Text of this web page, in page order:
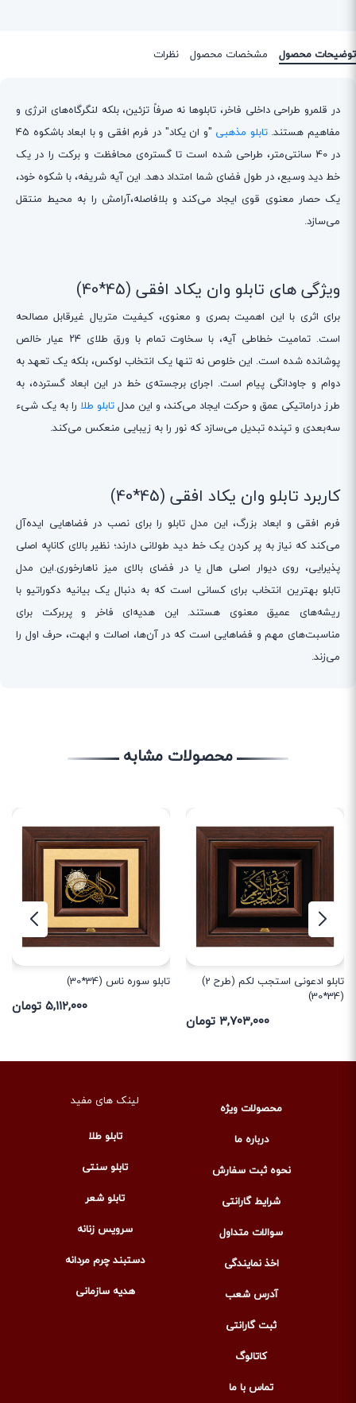
توضیحات محصول مشخصات محصول نظرات
در قلمرو طراحی داخلی فاخر، تابلوها نه صرفاً تزئین، بلکه لنگرگاه‌های انرژی و
مفاهیم هستند.تابلو مذهبی
"و ان یکاد" در فرم افقی و با ابعاد باشکوه 45
در 40 سانتی‌متر، طراحی شده است تا گستره‌ی محافظت و برکت را در یک
خط دید وسیع، در طول فضای شما امتداد دهد. این آیه شریفه، با شکوه خود،
یک حصار معنوی قوی ایجاد می‌کند و بلافاصله،آرامش را به محیط منتقل
می‌سازد.
ویژگی های تابلو وان یکاد افقی (45*40)
برای اثری با این اهمیت بصری و معنوی، کیفیت متریال غیرقابل مصالحه
است. تمامیت خطاطی آیه، با سخاوت تمام با ورق طلای ۲۴ عیار خالص
پوشانده شده است. این خلوص نه تنها یک انتخاب لوکس، بلکه یک تعهد به
دوام و جاودانگی پیام است. اجرای برجسته‌ی خط در این ابعاد گسترده، به
طرز دراماتیکی عمق و حرکت ایجاد می‌کند، و این مدلتابلو طلا را به یک شیء
سه‌بعدی و تپنده تبدیل می‌سازد که نور را به زیبایی منعکس می‌کند.
کاربرد تابلو وان یکاد افقی (45*40)
فرم افقی و ابعاد بزرگ، این مدل تابلو را برای نصب در فضاهایی ایده‌آل
می‌کند که نیاز به پر کردن یک خط دید طولانی دارند؛ نظیر بالای کاناپه اصلی
پذیرایی، روی دیوار اصلی هال یا در فضای بالای میز ناهارخوری.این مدل
تابلو بهترین انتخاب برای کسانی است که به دنبال یک بیانیه دکوراتیو با
ریشه‌های عمیق معنوی هستند. این هدیه‌ای فاخر و پربرکت برای
مناسبت‌های مهم و فضاهایی است که در آن‌ها، اصالت و ابهت، حرف اول را
می‌زند.
محصولات مشابه
تابلو ادعونی استجب لکم (طرح 2)
(34*30)
۳,۷۰۳,۰۰۰ تومان
تابلو سوره ناس (34*30)
۵,۱۱۲,۰۰۰ تومان
محصولات ویژه
درباره ما
نحوه ثبت سفارش
شرایط گارانتی
سوالات متداول
اخذ نمایندگی
آدرس شعب
ثبت گارانتی
کاتالوگ
تماس با ما
لینک های مفید
تابلو طلا
تابلو سنتی
تابلو شعر
سرویس زنانه
دستبند چرم مردانه
هدیه سازمانی